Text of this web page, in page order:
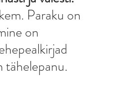
Paraku on
on
tähelepanu.